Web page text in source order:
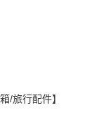
/旅行配件】